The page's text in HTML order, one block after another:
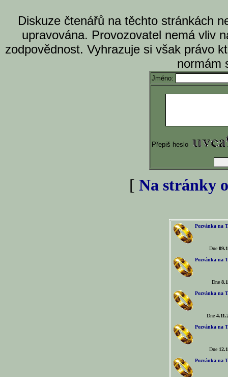
Diskuze čtenářů na těchto stránkách
upravována. Provozovatel nemá vliv
zodpovědnost. Vyhrazuje si však právo
normám
Jméno:
Přepiš heslo
[ Na stránky
Pozvánka na
Dne
Pozvánka na
Dne
Pozvánka na
Dne
Pozvánka na
Dne
Pozvánka na